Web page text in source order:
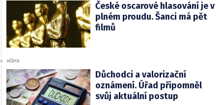
České oscarové hlasování je v
plném proudu. Šanci má pět
filmů
včera
Důchodci a valorizační
oznámení. Úřad připomněl
svůj aktuální postup